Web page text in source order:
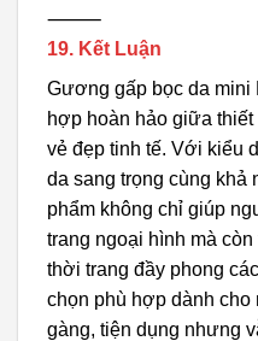
⸻
19. Kết Luận
Gương gấp bọc da mini
hợp hoàn hảo giữa
vẻ đẹp tinh tế. Với kiểu
da sang trọng cùng khả
phẩm không chỉ giúp
trang ngoại hình mà
thời trang đầy phong
chọn phù hợp dành
gàng, tiện dụng nhưng